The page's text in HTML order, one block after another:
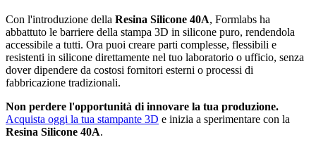
Con l'introduzione della Resina Silicone 40A, Formlabs ha
abbattuto le barriere della stampa 3D in silicone puro, rendendola
accessibile a tutti. Ora puoi creare parti complesse, flessibili e
resistenti in silicone direttamente nel tuo laboratorio o ufficio, senza
dover dipendere da costosi fornitori esterni o processi di
fabbricazione tradizionali.
Non perdere l'opportunità di innovare la tua produzione.
Acquista oggi la tua stampante 3D e inizia a sperimentare con la
Resina Silicone 40A.